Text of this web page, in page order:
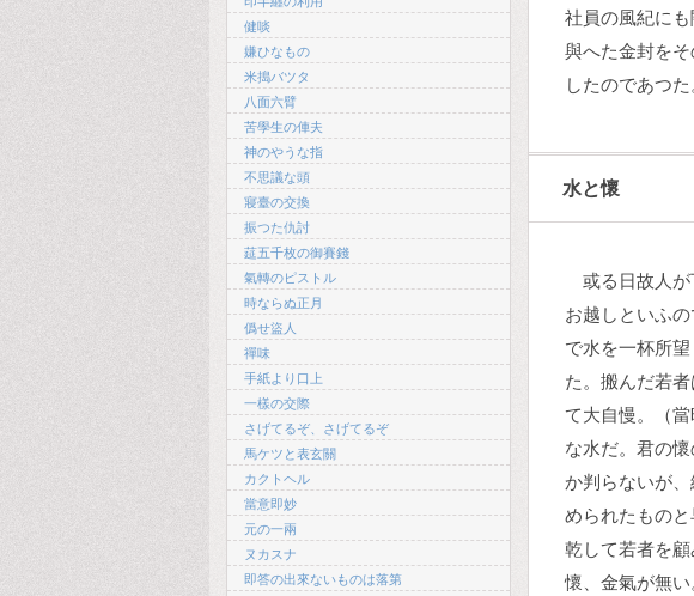
健啖
嫌ひなもの
米搗バツタ
八面六臂
苦學生の俥夫
神のやうな指
不思議な頭
寢臺の交換
振つた仇討
莚五千枚の御賽錢
氣轉のピストル
時ならぬ正月
僞せ盜人
禪味
手紙より口上
一樣の交際
さげてるぞ、さげてるぞ
馬ケツと表玄關
カクトヘル
當意即妙
元の一兩
ヌカスナ
即答の出來ないものは落第
社員の風紀に
與へた金封を
したのであつた
水と懷
或る日故人
お越しといふ
で水を一杯所
た。搬んだ若
て大自慢。（
な水だ。君の
か判らないが
められたもの
乾して若者を
懷、金氣が無